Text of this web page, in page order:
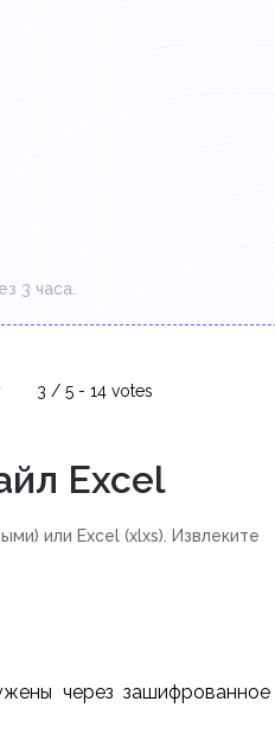
3 часа.
3 / 5- 14votes
Excel
или Excel (xlxs). Извлеките
через зашифрованное